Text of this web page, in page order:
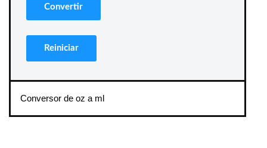
Conversor de oz a ml